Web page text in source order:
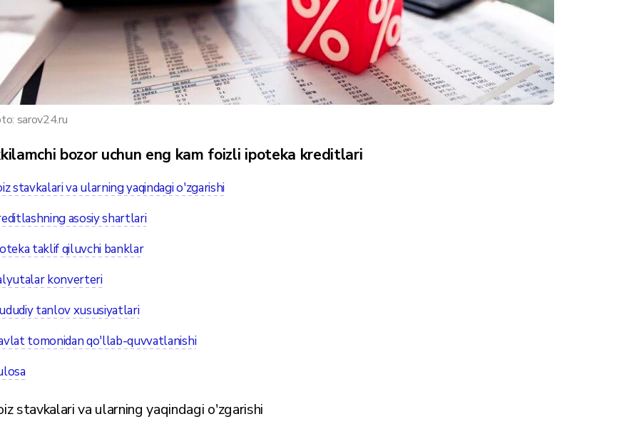
sarov24.ru
bozor uchun eng kam foizli ipoteka kreditlari
stavkalari va ularning yaqindagi o'zgarishi
asosiy shartlari
taklif qiluvchi banklar
konverteri
tanlov xususiyatlari
tomonidan qo'llab-quvvatlanishi
stavkalari va ularning yaqindagi o'zgarishi